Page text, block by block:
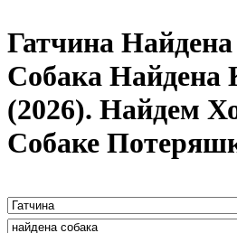
Гатчина Найдена
Собака Найдена
(2026). Найдем
Собаке